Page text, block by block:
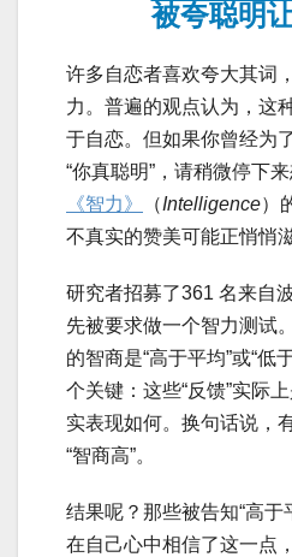
被夸聪明
许多自恋者喜欢夸大其词
力。普遍的观点认为，这
于自恋。但如果你曾经为
“你真聪明”，请稍微停下
《智力》
（Intelligence）
不真实的赞美可能正悄悄
研究者招募了361 名来自
先被要求做一个智力测试
的智商是“高于平均”或“低
个关键：这些“反馈”实际
实表现如何。换句话说，
“智商高”。
结果呢？那些被告知“高于
在自己心中相信了这一点